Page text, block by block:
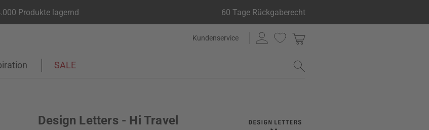
Produkte lagernd 60 Tage Rückgaberecht
Kundenservice
SALE
Design Letters - Hi Travel